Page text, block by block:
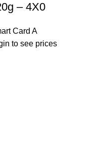
– 4X0
Card A
to see prices